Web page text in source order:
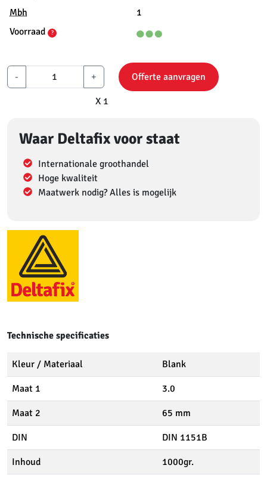
Mbh
1
Voorraad
?
- +
X 1
Offerte aanvragen
Waar Deltafix voor staat
Internationale groothandel
Hoge kwaliteit
Maatwerk nodig? Alles is mogelijk
Technische specificaties
Kleur / Materiaal Blank
Maat 1 3.0
Maat 2 65 mm
DIN DIN 1151B
Inhoud 1000gr.